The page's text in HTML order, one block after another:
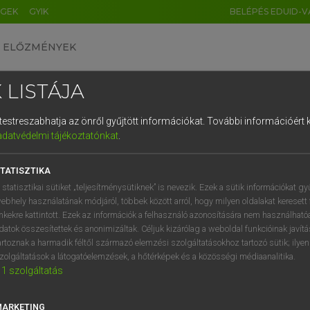
GYIK BELÉPÉS EDUID-
ELŐZMÉNYEK
szótár
VAN ELŐFIZETÉSED?
megtekintéséhez.
LISTÁJA
az önről gyűjtött információkat. További információért
tájékoztatónkat.
statisztikai sütiket „teljesítménysütiknek” is nevezik. Ezek a sütik információkat
használatának módjáról, többek között arról, hogy milyen oldalakat keresett
kattintott. Ezek az információk a felhasználó azonosítására nem
összesítettek és anonimizáltak. Céljuk kizárólag a weboldal funkcióinak
a harmadik féltől származó elemzési szolgáltatásokhoz tartozó sütik;
a látogatóelemzések, a hőtérképek és a közösségi médiaanalitika.
1 szolgáltatás
DE CN FR ES IT NL
1 2 3 4 5 6 7 8 9
q w e r t z u i
a s d f g h j k l é
í y x c v b n m , .